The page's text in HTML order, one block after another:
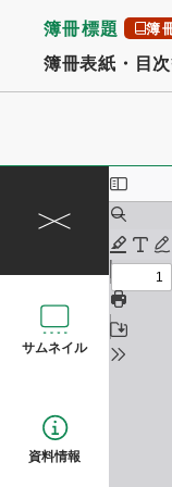
簿冊標題 簿
簿冊表紙・目
サムネイル
資料情報